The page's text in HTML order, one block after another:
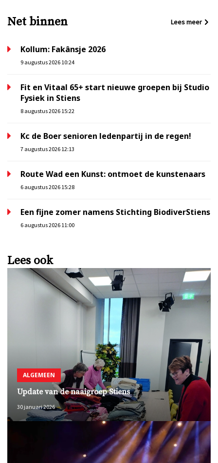
Net binnen Lees meer
Kollum: Fakânsje 2026
9 augustus 2026 10:24
Fit en Vitaal 65+ start nieuwe groepen bij Studio
Fysiek in Stiens
8 augustus 2026 15:22
Kc de Boer senioren ledenpartij in de regen!
7 augustus 2026 12:13
Route Wad een Kunst: ontmoet de kunstenaars
6 augustus 2026 15:28
Een fijne zomer namens Stichting BiodiverStiens
6 augustus 2026 11:00
Lees ook
ALGEMEEN
Update van de naaigroep Stiens
30 januari 2026